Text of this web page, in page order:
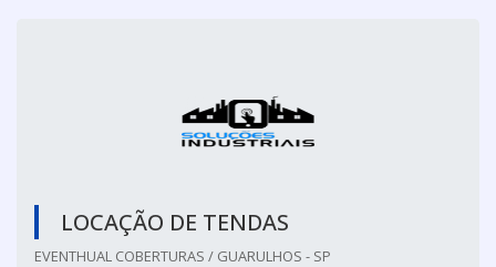
LOCAÇÃO DE TENDAS
EVENTHUAL COBERTURAS / GUARULHOS - SP